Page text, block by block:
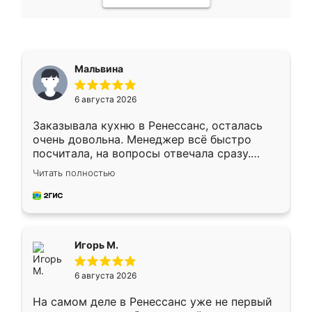
Мальвина
6 августа 2026
Заказывала кухню в Ренессанс, осталась
очень довольна. Менеджер всё быстро
посчитала, на вопросы отвечала сразу.
Замерщик приехал в субботу, подошёл к
делу со всей ответственностью. Собрали
за день, ребята работали аккуратно, даже
Читать полностью
Игорь М.
6 августа 2026
На самом деле в Ренессанс уже не первый